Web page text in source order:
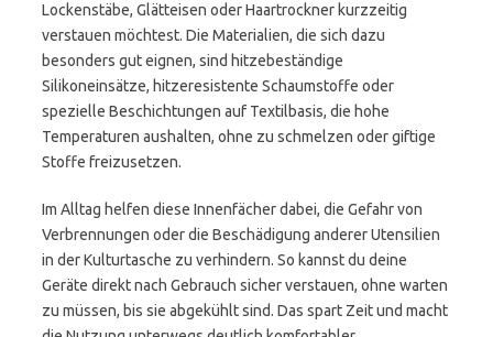
Lockenstäbe, Glätteisen oder Haartrockner kurzzeitig
verstauen möchtest. Die Materialien, die sich dazu
besonders gut eignen, sind hitzebeständige
Silikoneinsätze, hitzeresistente Schaumstoffe oder
spezielle Beschichtungen auf Textilbasis, die hohe
Temperaturen aushalten, ohne zu schmelzen oder giftige
Stoffe freizusetzen.
Im Alltag helfen diese Innenfächer dabei, die Gefahr von
Verbrennungen oder die Beschädigung anderer Utensilien
in der Kulturtasche zu verhindern. So kannst du deine
Geräte direkt nach Gebrauch sicher verstauen, ohne warten
zu müssen, bis sie abgekühlt sind. Das spart Zeit und macht